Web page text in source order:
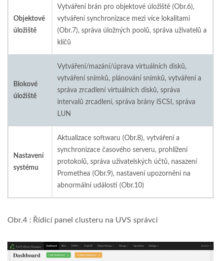
Objektové
úložiště
Vytváření brán pro objektové úložiště (Obr.6),
vytváření synchronizace mezi více lokalitami
(Obr.7), správa úložných poolů, správa uživatelů a
klíčů
Blokové
úložiště
Vytváření/mazání/úprava virtuálních disků,
vytváření snímků, plánování snímků, vytváření a
správa zrcadlení virtuálních disků, správa
intervalů zrcadlení, správa brány iSCSI, správa
LUN
Nastavení
systému
Aktualizace softwaru (Obr.8), vytváření a
synchronizace časového serveru, prohlížení
protokolů, správa uživatelských účtů, nasazení
Promethea (Obr.9), nastavení upozornění na
abnormální události (Obr.10)
Obr.4 : Řídicí panel clusteru na UVS správci